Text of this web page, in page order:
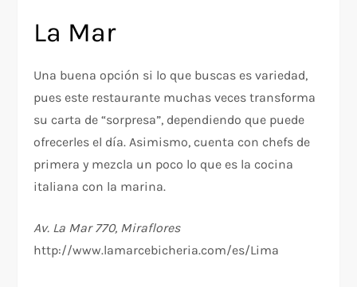
La Mar
Una buena opción si lo que buscas es variedad,
pues este restaurante muchas veces transforma
su carta de “sorpresa”, dependiendo que puede
ofrecerles el día. Asimismo, cuenta con chefs de
primera y mezcla un poco lo que es la cocina
italiana con la marina.
Av. La Mar 770, Miraflores
http://www.lamarcebicheria.com/es/Lima